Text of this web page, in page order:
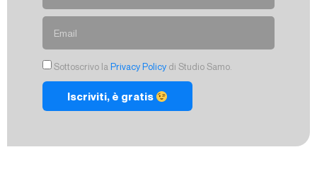
Sottoscrivo la Privacy Policy di Studio Samo.
Iscriviti, è gratis